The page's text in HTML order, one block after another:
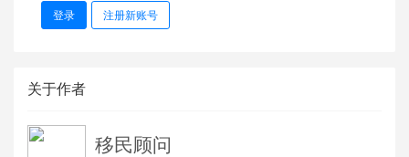
登录 注册新账号
关于作者
移民顾问